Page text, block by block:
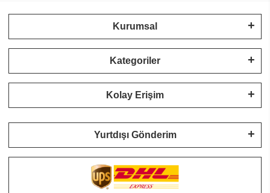
Kurumsal
Kategoriler
Kolay Erişim
Yurtdışı Gönderim